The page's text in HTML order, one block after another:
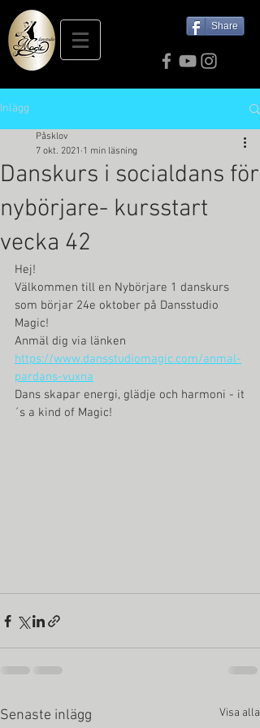
Share
Inlägg
Danskurs i socialdans för
nybörjare- kursstart
vecka 42
Påsklov
7 okt. 2021 1 min läsning
Hej!
Välkommen till en Nybörjare 1 danskurs
som börjar 24e oktober på Dansstudio
Magic!
Anmäl dig via länken
https://www.dansstudiomagic.com/anmal-
pardans-vuxna
Dans skapar energi, glädje och harmoni - it
´s a kind of Magic!
Senaste inlägg Visa alla